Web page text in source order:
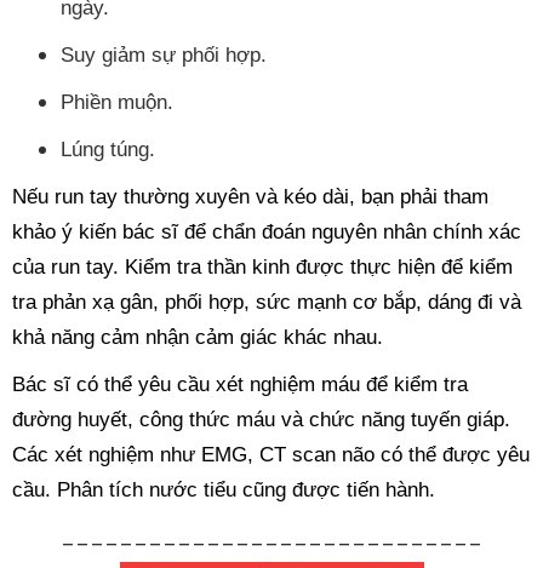
ngày.
Suy giảm sự phối hợp.
Phiền muộn.
Lúng túng.
Nếu run tay thường xuyên và kéo dài, bạn phải tham
khảo ý kiến bác sĩ để chẩn đoán nguyên nhân chính xác
của run tay. Kiểm tra thần kinh được thực hiện để kiểm
tra phản xạ gân, phối hợp, sức mạnh cơ bắp, dáng đi và
khả năng cảm nhận cảm giác khác nhau.
Bác sĩ có thể yêu cầu xét nghiệm máu để kiểm tra
đường huyết, công thức máu và chức năng tuyến giáp.
Các xét nghiệm như EMG, CT scan não có thể được yêu
cầu. Phân tích nước tiểu cũng được tiến hành.